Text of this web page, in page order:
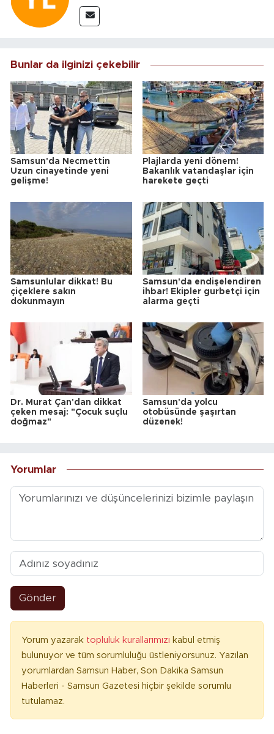
Bunlar da ilginizi çekebilir
Samsun'da Necmettin
Uzun cinayetinde yeni
gelişme!
Plajlarda yeni dönem!
Bakanlık vatandaşlar için
harekete geçti
Samsunlular dikkat! Bu
çiçeklere sakın
dokunmayın
Samsun'da endişelendiren
ihbar! Ekipler gurbetçi için
alarma geçti
Dr. Murat Çan'dan dikkat
çeken mesaj: "Çocuk suçlu
doğmaz"
Samsun'da yolcu
otobüsünde şaşırtan
düzenek!
Yorumlar
Gönder
Yorum yazarak topluluk kurallarımızı kabul etmiş
bulunuyor ve tüm sorumluluğu üstleniyorsunuz. Yazılan
yorumlardan Samsun Haber, Son Dakika Samsun
Haberleri - Samsun Gazetesi hiçbir şekilde sorumlu
tutulamaz.